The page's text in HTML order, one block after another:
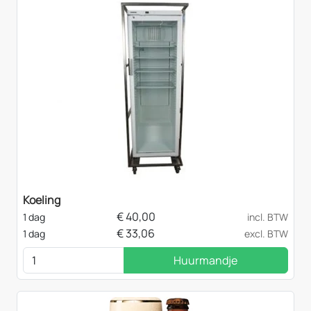
Koeling
1 dag €40,00
incl. BTW
1 dag
€33,06 excl. BTW
Huurmandje